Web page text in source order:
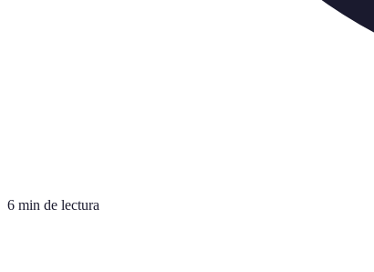
6 min de lectura